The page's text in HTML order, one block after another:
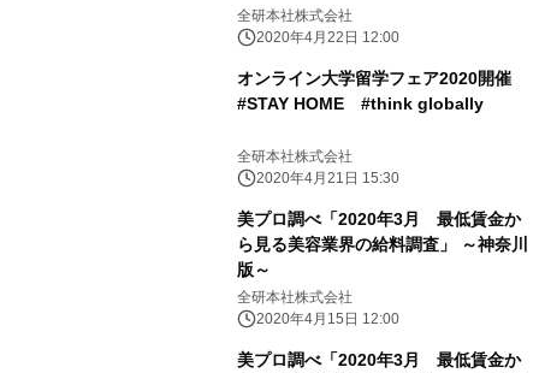
全研本社株式会社
2020年4月22日 12:00
オンライン大学留学フェア2020開催
#STAY HOME #think globally
全研本社株式会社
2020年4月21日 15:30
美プロ調べ「2020年3月 最低賃金か
ら見る美容業界の給料調査」 ～神奈川
版～
全研本社株式会社
2020年4月15日 12:00
美プロ調べ「2020年3月 最低賃金か